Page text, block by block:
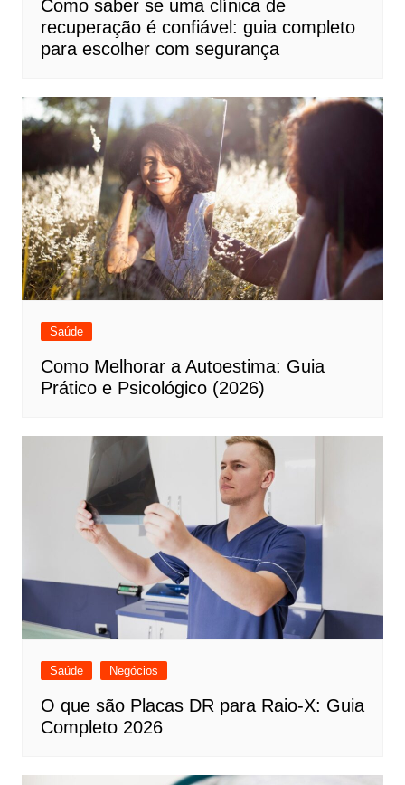
Como saber se uma clínica de
recuperação é confiável: guia completo
para escolher com segurança
Saúde
Como Melhorar a Autoestima: Guia
Prático e Psicológico (2026)
Saúde Negócios
O que são Placas DR para Raio-X: Guia
Completo 2026